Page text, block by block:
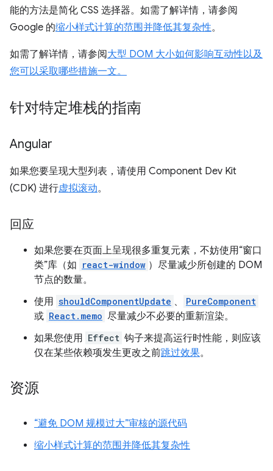
能的方法是简化 CSS 选择器。如需了解详情，请参阅
Google 的缩小样式计算的范围并降低其复杂性。
如需了解详情，请参阅大型 DOM 大小如何影响互动性以及
您可以采取哪些措施一文。
针对特定堆栈的指南
Angular
如果您要呈现大型列表，请使用 Component Dev Kit
(CDK) 进行虚拟滚动。
回应
如果您要在页面上呈现很多重复元素，不妨使用“窗口
类”库（如 react-window ）尽量减少所创建的 DOM
节点的数量。
使用 shouldComponentUpdate 、 PureComponent
或 React.memo 尽量减少不必要的重新渲染。
如果您使用 Effect 钩子来提高运行时性能，则应该
仅在某些依赖项发生更改之前跳过效果。
资源
“避免 DOM 规模过大”审核的源代码
缩小样式计算的范围并降低其复杂性